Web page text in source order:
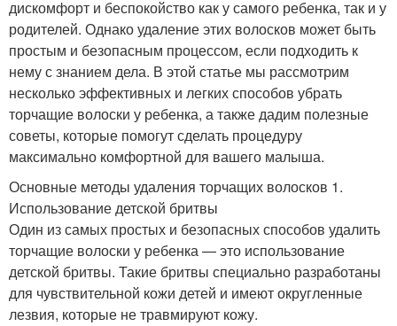
дискомфорт и беспокойство как у самого ребенка, так и у
родителей. Однако удаление этих волосков может быть
простым и безопасным процессом, если подходить к
нему с знанием дела. В этой статье мы рассмотрим
несколько эффективных и легких способов убрать
торчащие волоски у ребенка, а также дадим полезные
советы, которые помогут сделать процедуру
максимально комфортной для вашего малыша.
Основные методы удаления торчащих волосков 1.
Использование детской бритвы
Один из самых простых и безопасных способов удалить
торчащие волоски у ребенка — это использование
детской бритвы. Такие бритвы специально разработаны
для чувствительной кожи детей и имеют округленные
лезвия, которые не травмируют кожу.